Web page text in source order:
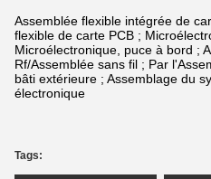
Assemblée flexible intégrée de
flexible de carte PCB ;
Microélectronique, puce à bord ;
Rf/Assemblée sans fil ; Par
bâti extérieure ; Assemblage du
électronique
Tags: